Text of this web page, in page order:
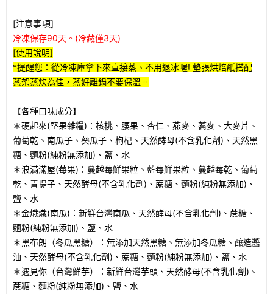
[注意事項]
冷凍保存90天。(冷藏僅3天)
[使用說明]
*提醒您：從冷凍庫拿下來直接蒸、不用退冰喔! 墊張烘焙紙搭配
蒸架蒸炊為佳，蒸好離鍋不要保溫。
【各種口味成分】
＊硬起來(堅果雜糧)：核桃、腰果、杏仁、燕麥、蕎麥、大麥片、
葡萄乾、南瓜子、葵瓜子、枸杞、天然酵母(不含乳化劑)、天然黑
糖、麵粉(純粉無添加)、鹽、水
＊浪滿滿屋(莓果)：蔓越莓鮮果粒、藍莓鮮果粒、蔓越莓乾、葡萄
乾、青提子、天然酵母(不含乳化劑)、蔗糖、麵粉(純粉無添加)、
鹽、水
＊金熾熾(南瓜)：新鮮台灣南瓜、天然酵母(不含乳化劑)、蔗糖、
麵粉(純粉無添加)、鹽、水
＊黑布朗（冬瓜黑糖）：無添加天然黑糖、無添加冬瓜糖、釀造醬
油、天然酵母(不含乳化劑)、蔗糖、麵粉(純粉無添加)、鹽、水
＊遇見你（台灣鮮芋）：新鮮台灣芋頭、天然酵母(不含乳化劑)、
蔗糖、麵粉(純粉無添加)、鹽、水